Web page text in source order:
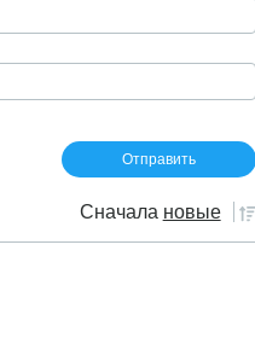
Сначала новые